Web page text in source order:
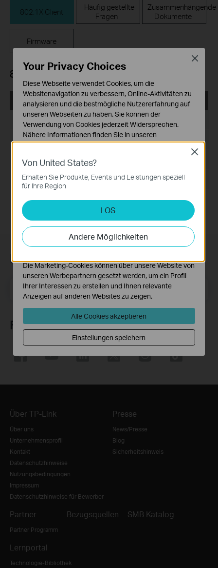
802.1X Client
Häufig gestellte
Fragen
Zusammenhängende
Dokumente
Firmware
802.1X Client
TP-LINK_802.1X_Client_Software
Sprache:Englisch
Dateigröße:5.5MB
Betriebssystem: Win2000/XP/2003/Vista/7/8/8.1/10
Newsletter abonnieren
E-Mail-Adresse Registrieren
Folge uns
Über TP-Link
Über uns
Unternehmensprofil
Kontakt
Datenschutzhinweise
Nutzungsbedingungen
Impressum
Datenschutzhinweise für Bewerber
Presse
News/Presse
Blog
Sicherheitshinweis
Partner
Partner Programm
Bezugsquellen SMB Katalog
Lernportal
Technologie-Bibliothek
Von United States?
Erhalten Sie Produkte, Events und Leistungen speziell
für Ihre Region
LOS
Andere Möglichkeiten
Close
Your Privacy Choices
Diese Webseite verwendet Cookies, um die
Websitenavigation zu verbessern, Online-Aktivitäten zu
analysieren und die bestmögliche Nutzererfahrung auf
unseren Webseiten zu haben. Sie können der
Verwendung von Cookies jederzeit Widersprechen.
Nähere Informationen finden Sie in unseren
Datenschutzhinweisen.
Notwendige Cookies
erforderlich und können in Ihren Systemen nicht
Analyse- und Marketing-Cookies
Analyse-Cookies ermöglichen es uns, Ihre Aktivitäten
auf unserer Website zu analysieren, um die
Funktionsweise unserer Website zu verbessern und
Die Marketing-Cookies können über unsere Website von
unseren Werbepartnern gesetzt werden, um ein Profil
Ihrer Interessen zu erstellen und Ihnen relevante
Anzeigen auf anderen Websites zu zeigen.
Alle Cookies akzeptieren
Einstellungen speichern
Close